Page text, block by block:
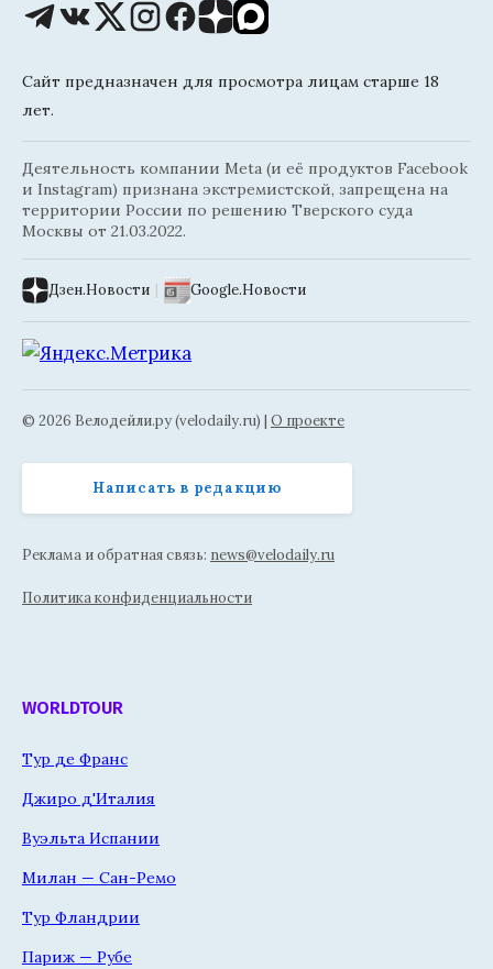
Сайт предназначен для просмотра лицам старше 18
лет.
Деятельность компании Meta (и её продуктов Facebook
и Instagram) признана экстремистской, запрещена на
территории России по решению Тверского суда
Москвы от 21.03.2022.
Дзен.Новости | Google.Новости
© 2026 Велодейли.ру (velodaily.ru) | О проекте
Написать в редакцию
Реклама и обратная связь: news@velodaily.ru
Политика конфиденциальности
WORLDTOUR
Тур де Франс
Джиро д'Италия
Вуэльта Испании
Милан — Сан-Ремо
Тур Фландрии
Париж — Рубе